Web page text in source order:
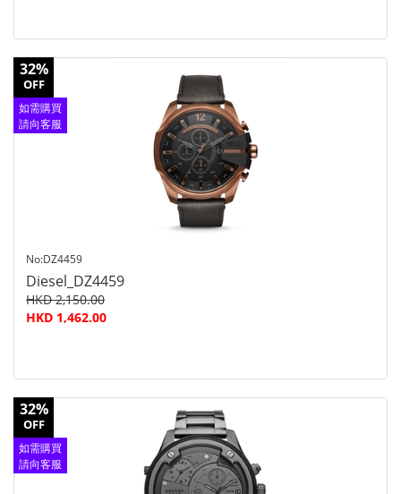
32%
OFF
如需購買
請向客服
No:DZ4459
Diesel_DZ4459
HKD 2,150.00
HKD 1,462.00
32%
OFF
如需購買
請向客服